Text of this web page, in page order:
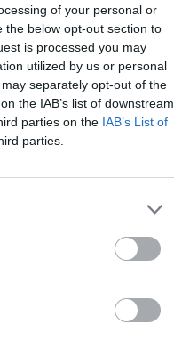
of your personal or
the below opt-out section to
is processed you may
utilized by us or personal
separately opt-out of the
the IAB’s list of downstream
parties on the IAB’s List of
parties.